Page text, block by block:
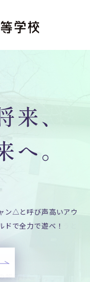
入試情報
募集要項
ャンプが実施されま
語を使って話そうと
告はこち
ン△と呼び声高いアウ
ドで全力で遊べ！
に定期演奏会を実施い
たい人はClub News
ャンプが実施されま
語を使って話そうと
告はこち
ン△と呼び声高いアウ
ドで全力で遊べ！
に定期演奏会を実施い
たい人はClub News
ャンプが実施されま
語を使って話そうと
告はこち
ン△と呼び声高いアウ
ドで全力で遊べ！
に定期演奏会を実施い
たい人はClub News